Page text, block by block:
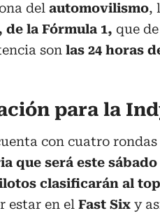
del automovilismo,
de la Fórmula 1, que
son las 24 horas
para la
con cuatro rondas
que será este sábado
clasificarán al
estar en el Fast Six y